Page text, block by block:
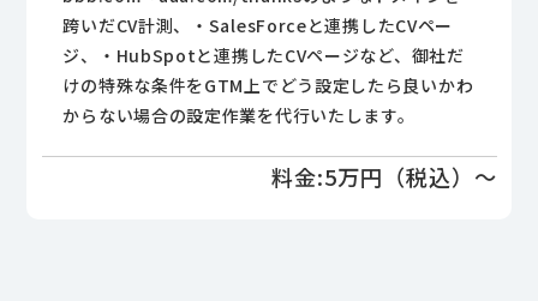
跨いだCV計測、・SalesForceと連携したCVペー
ジ、・HubSpotと連携したCVページなど、御社だ
けの特殊な条件をGTM上でどう設定したら良いかわ
からない場合の設定作業を代行いたします。
料金:5万円（税込）～